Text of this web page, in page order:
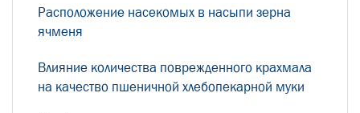
Расположение насекомых в насыпи зерна
ячменя
Влияние количества поврежденного крахмала
на качество пшеничной хлебопекарной муки